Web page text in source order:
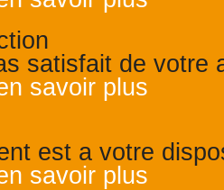
satisfait de votre
savoir plus
est a votre
savoir plus